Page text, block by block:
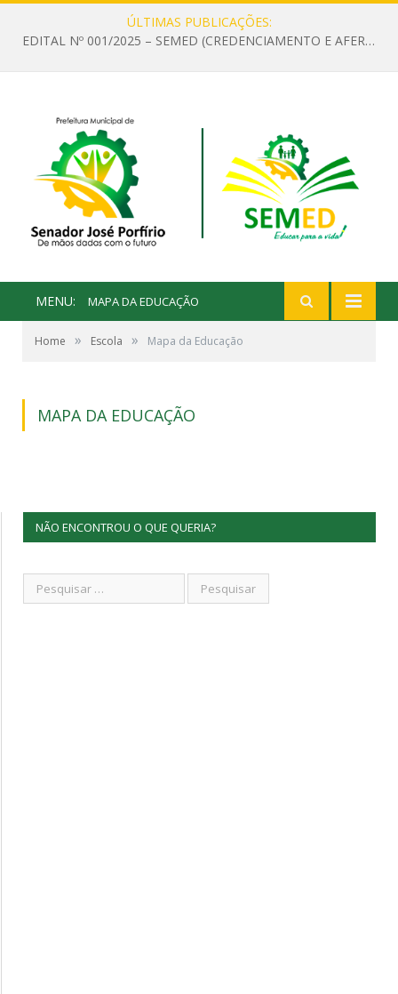
ÚLTIMAS PUBLICAÇÕES:
EDITAL Nº 001/2025 – SEMED (CREDENCIAMENTO E AFERIÇÃO DE CRITÉRIOS TÉCNICOS DE MÉRITO E DESEMPENHO PARA PROVIMENTO DO CARGO OU FUNÇÃO DE GESTOR ESCOLAR DAS UNIDADES DE ENSINO DA REDE MUNICIPAL DE SENADOR JO)
MENU: MAPA DA EDUCAÇÃO
Home » Escola » Mapa da Educação
MAPA DA EDUCAÇÃO
NÃO ENCONTROU O QUE QUERIA?